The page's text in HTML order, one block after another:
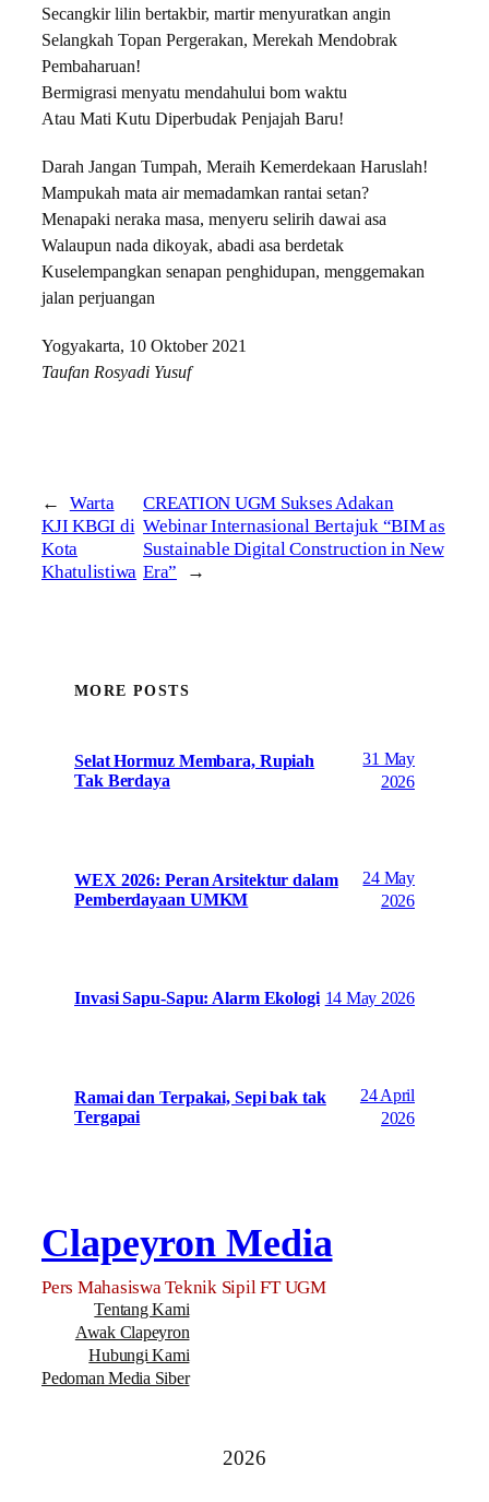
Secangkir lilin bertakbir, martir menyuratkan angin
Selangkah Topan Pergerakan, Merekah Mendobrak
Pembaharuan!
Bermigrasi menyatu mendahului bom waktu
Atau Mati Kutu Diperbudak Penjajah Baru!
Darah Jangan Tumpah, Meraih Kemerdekaan Haruslah!
Mampukah mata air memadamkan rantai setan?
Menapaki neraka masa, menyeru selirih dawai asa
Walaupun nada dikoyak, abadi asa berdetak
Kuselempangkan senapan penghidupan, menggemakan
jalan perjuangan
Yogyakarta, 10 Oktober 2021
Taufan Rosyadi Yusuf
←
Warta
KJI KBGI di
Kota
Khatulistiwa
CREATION UGM Sukses Adakan
Webinar Internasional Bertajuk “BIM as
Sustainable Digital Construction in New
Era”
→
MORE POSTS
Selat Hormuz Membara, Rupiah
Tak Berdaya
31 May
2026
WEX 2026: Peran Arsitektur dalam
Pemberdayaan UMKM
24 May
2026
Invasi Sapu-Sapu: Alarm Ekologi 14 May 2026
Ramai dan Terpakai, Sepi bak tak
Tergapai
24 April
2026
Clapeyron Media
Pers Mahasiswa Teknik Sipil FT UGM
Tentang Kami
Awak Clapeyron
Hubungi Kami
Pedoman Media Siber
2026